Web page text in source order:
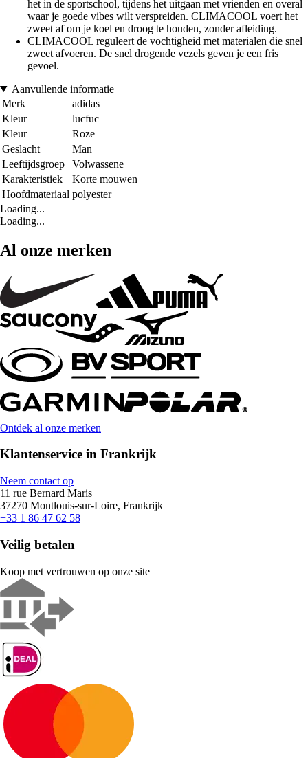
het in de sportschool, tijdens het uitgaan met vrienden en overal
waar je goede vibes wilt verspreiden. CLIMACOOL voert het
zweet af om je koel en droog te houden, zonder afleiding.
CLIMACOOL reguleert de vochtigheid met materialen die snel
zweet afvoeren. De snel drogende vezels geven je een fris
gevoel.
Aanvullende informatie
Merk
adidas
Kleur
lucfuc
Kleur
Roze
Geslacht
Man
Leeftijdsgroep
Volwassene
Karakteristiek
Korte mouwen
Hoofdmateriaal polyester
Loading...
Loading...
Al onze merken
Ontdek al onze merken
Klantenservice in Frankrijk
Neem contact op
11 rue Bernard Maris
37270 Montlouis-sur-Loire, Frankrijk
+33 1 86 47 62 58
Veilig betalen
Koop met vertrouwen op onze site